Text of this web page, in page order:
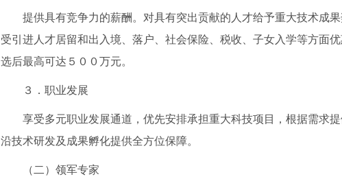
提供具有竞争力的薪酬。 对具有突出贡献的人才给予重大技术成果
受引进人才居留和出入境、落户、社会保险、税收、子女入学等方面
选后最高可达５００万元。
３．职业发展
享受多元职业发展通道，优先安排承担重大科技项目，根据需求
沿技术研发及成果孵化提供全方位保障。
（二）领军专家